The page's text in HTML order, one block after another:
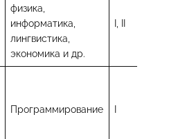
физика,
информатика,
лингвистика,
экономика и др.
I, II
Программирование I